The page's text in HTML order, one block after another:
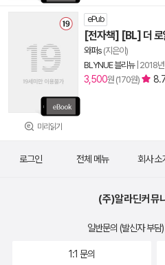
미리읽기
ePub
[전자책] [BL] 더
와퍼s (지은이)
BLYNUE 블리뉴| 2018
3,500원 (170원)
로그인 전체 메뉴 회사 소
(주)알라딘커뮤
일반문의 (발신자 부담)
1:1 문의